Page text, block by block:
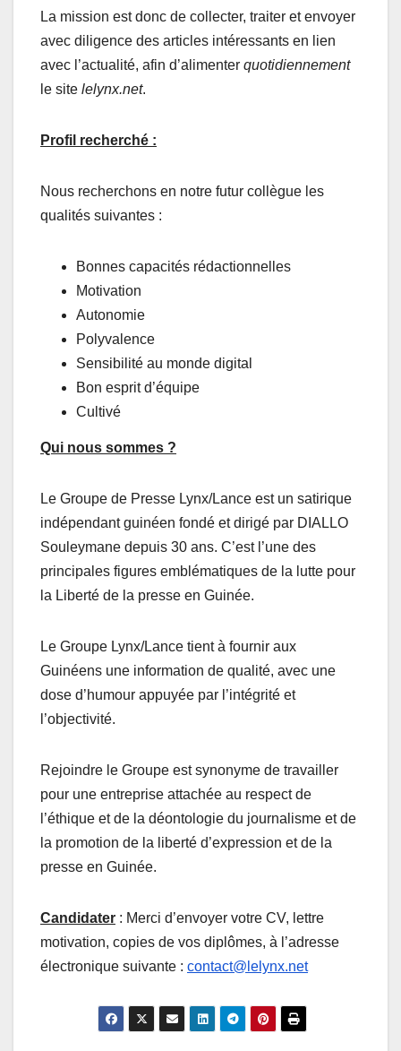
La mission est donc de collecter, traiter et envoyer
avec diligence des articles intéressants en lien
avec l’actualité, afin d’alimenter quotidiennement
le site lelynx.net.
Profil recherché :
Nous recherchons en notre futur collègue les
qualités suivantes :
Bonnes capacités rédactionnelles
Motivation
Autonomie
Polyvalence
Sensibilité au monde digital
Bon esprit d’équipe
Cultivé
Qui nous sommes ?
Le Groupe de Presse Lynx/Lance est un satirique
indépendant guinéen fondé et dirigé par DIALLO
Souleymane depuis 30 ans. C’est l’une des
principales figures emblématiques de la lutte pour
la Liberté de la presse en Guinée.
Le Groupe Lynx/Lance tient à fournir aux
Guinéens une information de qualité, avec une
dose d’humour appuyée par l’intégrité et
l’objectivité.
Rejoindre le Groupe est synonyme de travailler
pour une entreprise attachée au respect de
l’éthique et de la déontologie du journalisme et de
la promotion de la liberté d’expression et de la
presse en Guinée.
Candidater : Merci d’envoyer votre CV, lettre
motivation, copies de vos diplômes, à l’adresse
électronique suivante : contact@lelynx.net